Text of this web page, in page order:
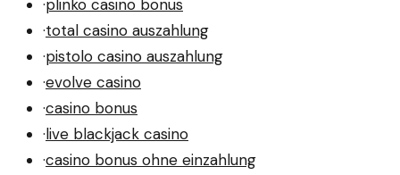
·plinko casino bonus
·total casino auszahlung
·pistolo casino auszahlung
·evolve casino
·casino bonus
·live blackjack casino
·casino bonus ohne einzahlung